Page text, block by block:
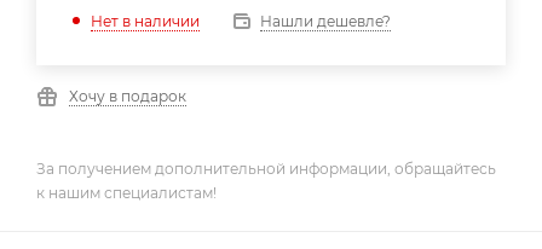
Нет в наличии Нашли дешевле?
Хочу в подарок
За получением дополнительной информации, обращайтесь
к нашим специалистам!